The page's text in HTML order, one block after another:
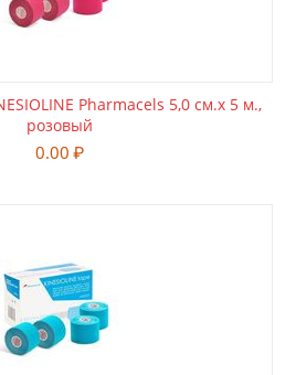
Pharmacels 5,0 см.х 5 м.,
розовый
0.00 ₽